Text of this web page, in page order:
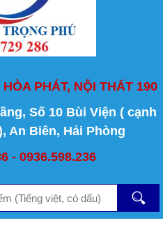
PHÁT, NỘI THẤT 190
Số 10 Bùi Viện ( cạnh
An Biên, Hải Phòng
- 0936.598.236